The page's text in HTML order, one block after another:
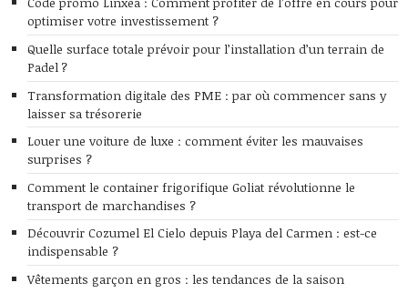
optimiser votre investissement ?
Quelle surface totale prévoir pour l’installation d’un terrain de
Padel ?
Transformation digitale des PME : par où commencer sans y
laisser sa trésorerie
Louer une voiture de luxe : comment éviter les mauvaises
surprises ?
Comment le container frigorifique Goliat révolutionne le
transport de marchandises ?
Découvrir Cozumel El Cielo depuis Playa del Carmen : est-ce
indispensable ?
Vêtements garçon en gros : les tendances de la saison